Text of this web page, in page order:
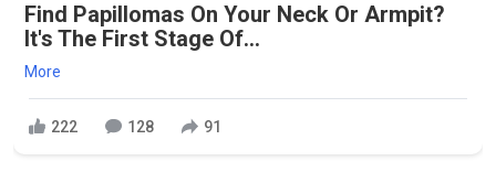
Find Papillomas On Your Neck Or Armpit?
It's The First Stage Of...
More
222 128 91